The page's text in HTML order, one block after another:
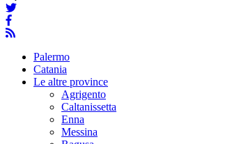
Palermo
Catania
Le altre province
Agrigento
Caltanissetta
Enna
Messina